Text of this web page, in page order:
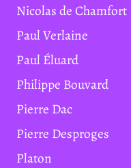
Nicolas de Chamfort
Paul Verlaine
Paul Éluard
Philippe Bouvard
Pierre Dac
Pierre Desproges
Platon